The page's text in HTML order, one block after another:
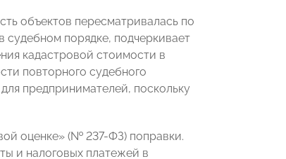
объектов пересматривалась по
судебном порядке, подчеркивает
кадастровой стоимости в
повторного судебного
предпринимателей, поскольку
оценке» (№ 237-ФЗ) поправки.
и налоговых платежей в